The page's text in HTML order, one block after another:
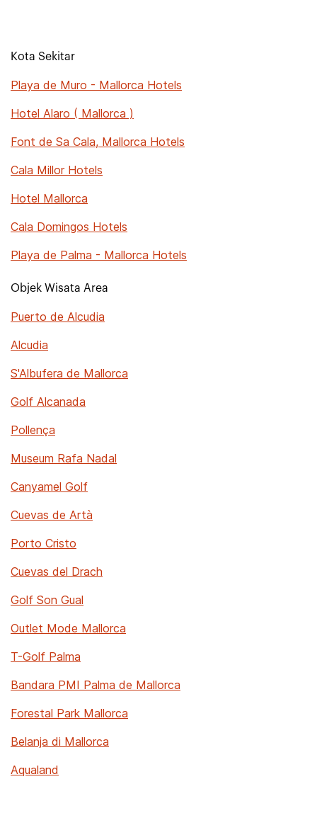
Kota Sekitar
Playa de Muro - Mallorca Hotels
Hotel Alaro ( Mallorca )
Font de Sa Cala, Mallorca Hotels
Cala Millor Hotels
Hotel Mallorca
Cala Domingos Hotels
Playa de Palma - Mallorca Hotels
Objek Wisata Area
Puerto de Alcudia
Alcudia
S'Albufera de Mallorca
Golf Alcanada
Pollença
Museum Rafa Nadal
Canyamel Golf
Cuevas de Artà
Porto Cristo
Cuevas del Drach
Golf Son Gual
Outlet Mode Mallorca
T-Golf Palma
Bandara PMI Palma de Mallorca
Forestal Park Mallorca
Belanja di Mallorca
Aqualand